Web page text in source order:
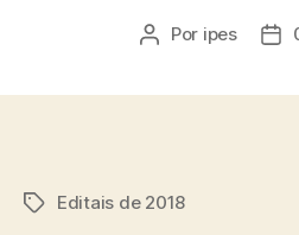
Autor
Por ipes
TagsEditais de 2018